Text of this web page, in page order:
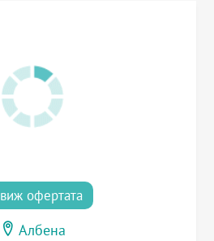
виж офертата
Албена